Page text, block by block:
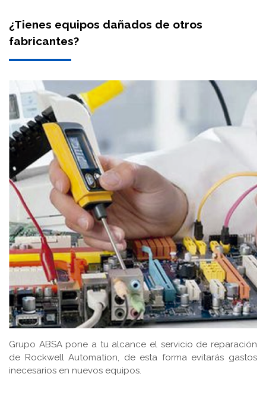
¿Tienes equipos dañados de otros
fabricantes?
Grupo ABSA pone a tu alcance el servicio de reparación
de Rockwell Automation, de esta forma evitarás gastos
inecesarios en nuevos equipos.